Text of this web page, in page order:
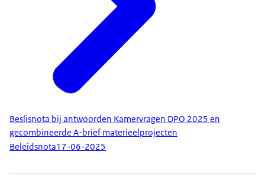
Beslisnota bij antwoorden Kamervragen DPO 2025 en
gecombineerde A-brief materieelprojecten
Beleidsnota17-06-2025